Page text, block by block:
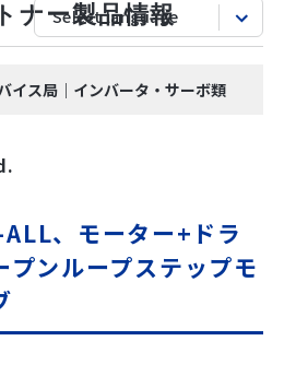
ナー製品情報
イス局｜インバータ・サーボ類
、モーター+ドラ
プンループステップモ